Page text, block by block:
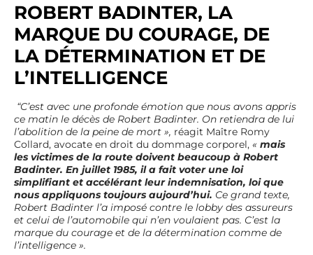
ROBERT BADINTER, LA
MARQUE DU COURAGE, DE
LA DÉTERMINATION ET DE
L’INTELLIGENCE
“C’est avec une profonde émotion que nous avons appris
ce matin le décès de Robert Badinter. On retiendra de lui
l’abolition de la peine de mort », réagit Maître Romy
Collard, avocate en droit du dommage corporel, « mais
les victimes de la route doivent beaucoup à Robert
Badinter. En juillet 1985, il a fait voter une loi
simplifiant et accélérant leur indemnisation, loi que
nous appliquons toujours aujourd’hui. Ce grand texte,
Robert Badinter l’a imposé contre le lobby des assureurs
et celui de l’automobile qui n’en voulaient pas. C’est la
marque du courage et de la détermination comme de
l’intelligence ».